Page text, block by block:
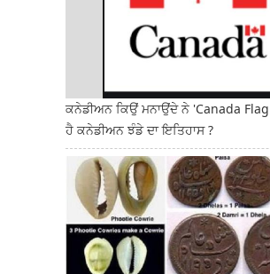
ਕਨੇਡੀਅਨ ਕਿਉਂ ਮਨਾਉਂਦੇ ਨੇ 'Canada Flag
ਹੈ ਕਨੇਡੀਅਨ ਝੰਡੇ ਦਾ ਇਤਿਹਾਸ ?